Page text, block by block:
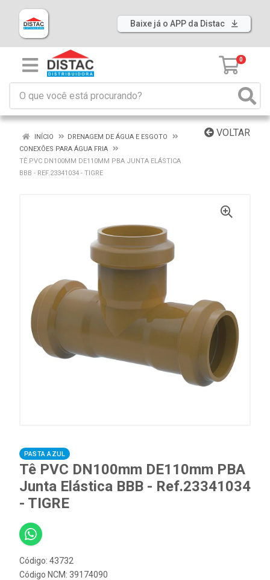
Baixe já o APP da Distac
0
VOLTAR
INÍCIO
DRENAGEM DE ÁGUA E ESGOTO
CONEXÕES PARA ÁGUA FRIA
TÊ PVC DN100MM DE110MM PBA JUNTA ELÁSTICA
BBB - REF.23341034 - TIGRE
PASTA AZUL
Tê PVC DN100mm DE110mm PBA
Junta Elástica BBB - Ref.23341034
- TIGRE
Código: 43732
Código NCM: 39174090